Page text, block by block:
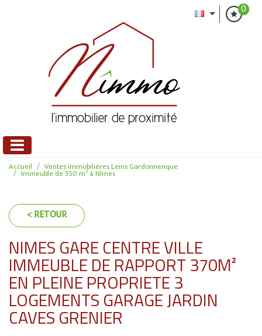
0
Accueil Ventes immobilières Leins Gardonnenque
Immeuble de 350 m² à Nîmes
< RETOUR
NIMES GARE CENTRE VILLE
IMMEUBLE DE RAPPORT 370M²
EN PLEINE PROPRIETE 3
LOGEMENTS GARAGE JARDIN
CAVES GRENIER